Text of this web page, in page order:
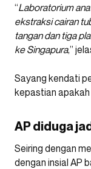
“Laboratorium
ekstraksi cairan
tangan dan tiga
ke Singapura,”
Sayang kendati
kepastian
AP diduga
Seiring dengan
dengan insial AP